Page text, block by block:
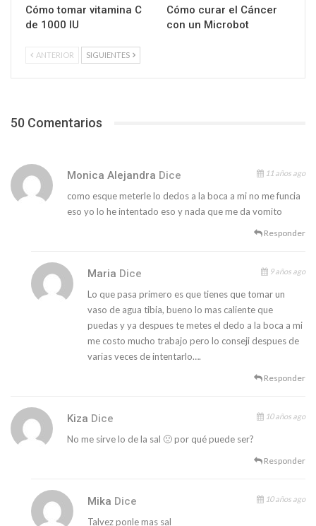
Cómo tomar vitamina C
de 1000 IU
Cómo curar el Cáncer
con un Microbot
ANTERIOR SIGUIENTES
50 Comentarios
Monica Alejandra Dice 11 años ago
como esque meterle lo dedos a la boca a mi no me funcia
eso yo lo he intentado eso y nada que me da vomito
Responder
Maria Dice 9 años ago
Lo que pasa primero es que tienes que tomar un
vaso de agua tibia, bueno lo mas caliente que
puedas y ya despues te metes el dedo a la boca a mi
me costo mucho trabajo pero lo conseji despues de
varias veces de intentarlo….
Responder
Kiza Dice 10 años ago
No me sirve lo de la sal 🙁 por qué puede ser?
Responder
Mika Dice 10 años ago
Talvez ponle mas sal